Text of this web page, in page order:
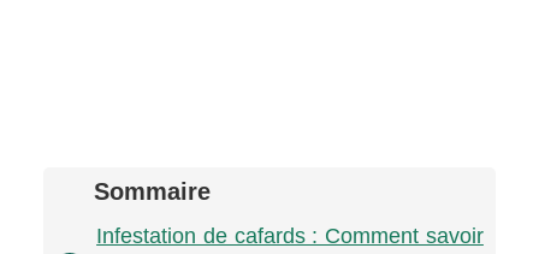
Sommaire
Infestation de cafards : Comment savoir